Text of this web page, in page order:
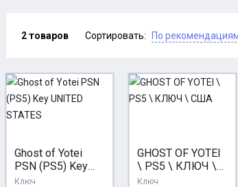
2 товаров Сортировать: По
Ghost of Yotei
PSN (PS5) Key
UNITED STATES
Ключ
GHOST OF YOTEI
\ PS5 \ КЛЮЧ \
США
Ключ